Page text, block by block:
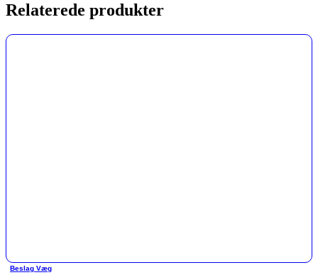
Relaterede produkter
Beslag Væg